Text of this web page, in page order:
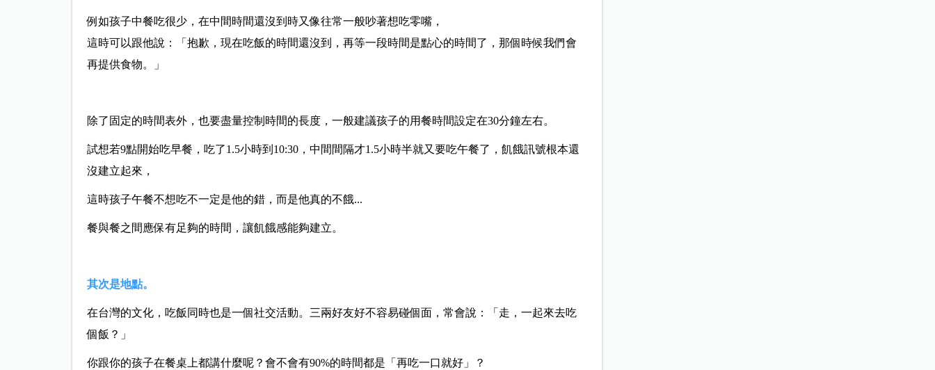
例如孩子中餐吃很少，在中間時間還沒到時又像往常一般吵著想吃零嘴，
這時可以跟他說：「抱歉，現在吃飯的時間還沒到，再等一段時間是點心的時間了，那個時候我們會
再提供食物。」
除了固定的時間表外，也要盡量控制時間的長度，一般建議孩子的用餐時間設定在30分鐘左右。
試想若9點開始吃早餐，吃了1.5小時到10:30，中間間隔才1.5小時半就又要吃午餐了，飢餓訊號根本還
沒建立起來，
這時孩子午餐不想吃不一定是他的錯，而是他真的不餓...
餐與餐之間應保有足夠的時間，讓飢餓感能夠建立。
其次是地點。
在台灣的文化，吃飯同時也是一個社交活動。三兩好友好不容易碰個面，常會說：「走，一起來去吃
個飯？」
你跟你的孩子在餐桌上都講什麼呢？會不會有90%的時間都是「再吃一口就好」？